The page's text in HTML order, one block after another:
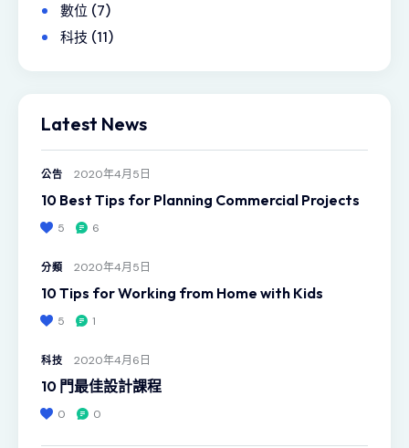
數位 (7)
科技 (11)
Latest News
公告 2020年4月5日
10 Best Tips for Planning Commercial Projects
5 6
分類 2020年4月5日
10 Tips for Working from Home with Kids
5 1
科技 2020年4月6日
10 門最佳設計課程
0 0